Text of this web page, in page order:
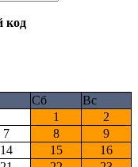
Сб
Вс
1
2
7 8
9
14 15
16